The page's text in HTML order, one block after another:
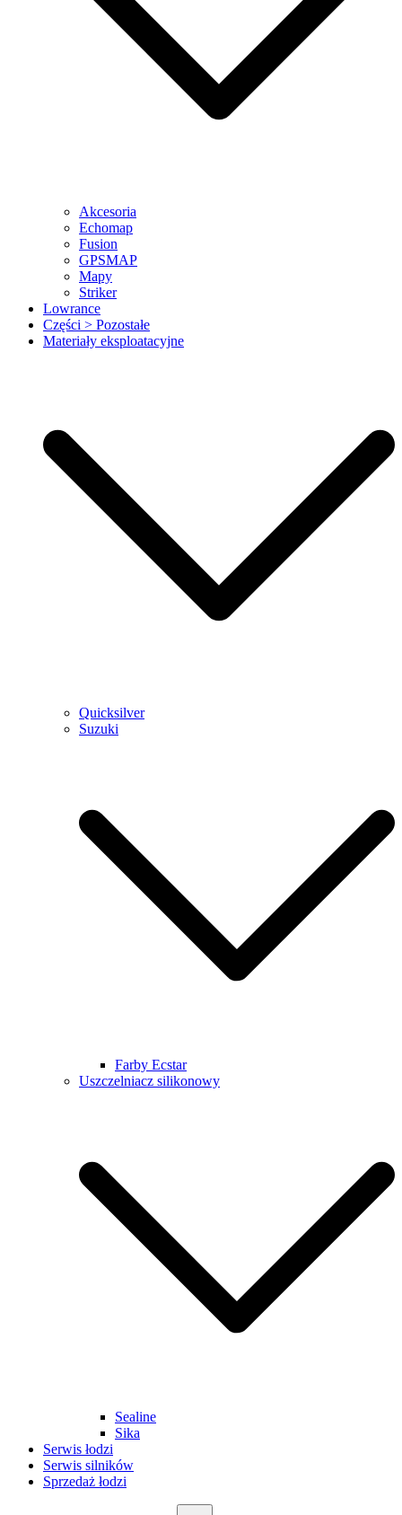
Akcesoria
Echomap
Fusion
GPSMAP
Mapy
Striker
Lowrance
Części > Pozostałe
Materiały eksploatacyjne
Quicksilver
Suzuki
Farby Ecstar
Uszczelniacz silikonowy
Sealine
Sika
Serwis łodzi
Serwis silników
Sprzedaż łodzi